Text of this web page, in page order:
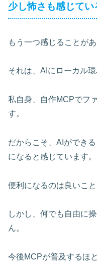
少し怖さも感じてい
もう一つ感じることがあ
それは、AIにローカル
私自身、自作MCPでフ
す。
だからこそ、AIができ
になると感じています。
便利になるのは良いこと
しかし、何でも自由に
ん。
今後MCPが普及するほ